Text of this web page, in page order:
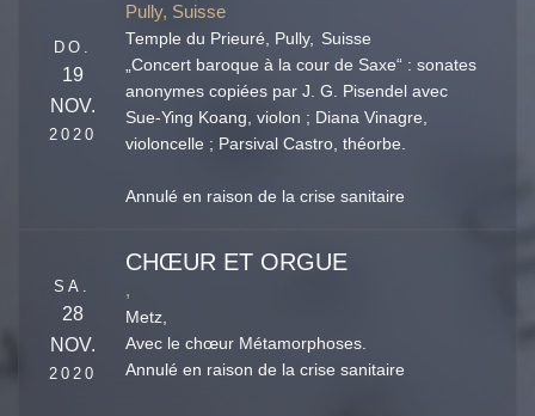
DO.
19
NOV.
2020
Pully, Suisse
Temple du Prieuré, Pully, Suisse
„Concert baroque à la cour de Saxe“ : sonates
anonymes copiées par J. G. Pisendel avec
Sue-Ying Koang, violon ; Diana Vinagre,
violoncelle ; Parsival Castro, théorbe.
Annulé en raison de la crise sanitaire
SA.
28
NOV.
2020
CHŒUR ET ORGUE
,
Metz,
Avec le chœur Métamorphoses.
Annulé en raison de la crise sanitaire